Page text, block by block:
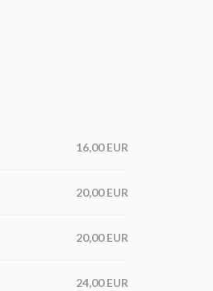
16,00 EUR
20,00 EUR
20,00 EUR
24,00 EUR